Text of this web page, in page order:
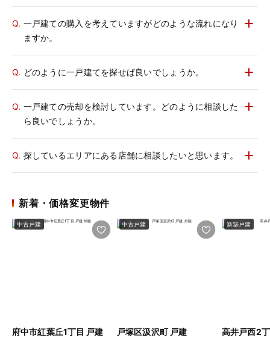
Q. 一戸建ての購入を考えていますがどのような流れになり
ますか。
Q. どのように一戸建てを探せば良いでしょうか。
Q. 一戸建ての売却を検討しています。どのように相談した
ら良いでしょうか。
Q. 探しているエリアにある店舗に相談したいと思います。
新着・価格変更物件
中古戸建
府中市紅葉丘1丁目 戸建
中古戸建
戸塚区汲沢町 戸建
新築戸建
高井戸西2